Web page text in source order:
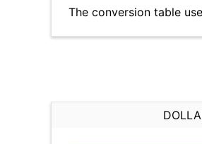
The conversion table